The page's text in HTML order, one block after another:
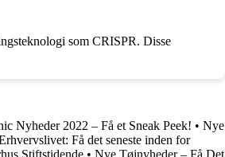
som CRISPR. Disse
Nyheder 2022 – Få et Sneak Peek! • Nye
Få det seneste inden for